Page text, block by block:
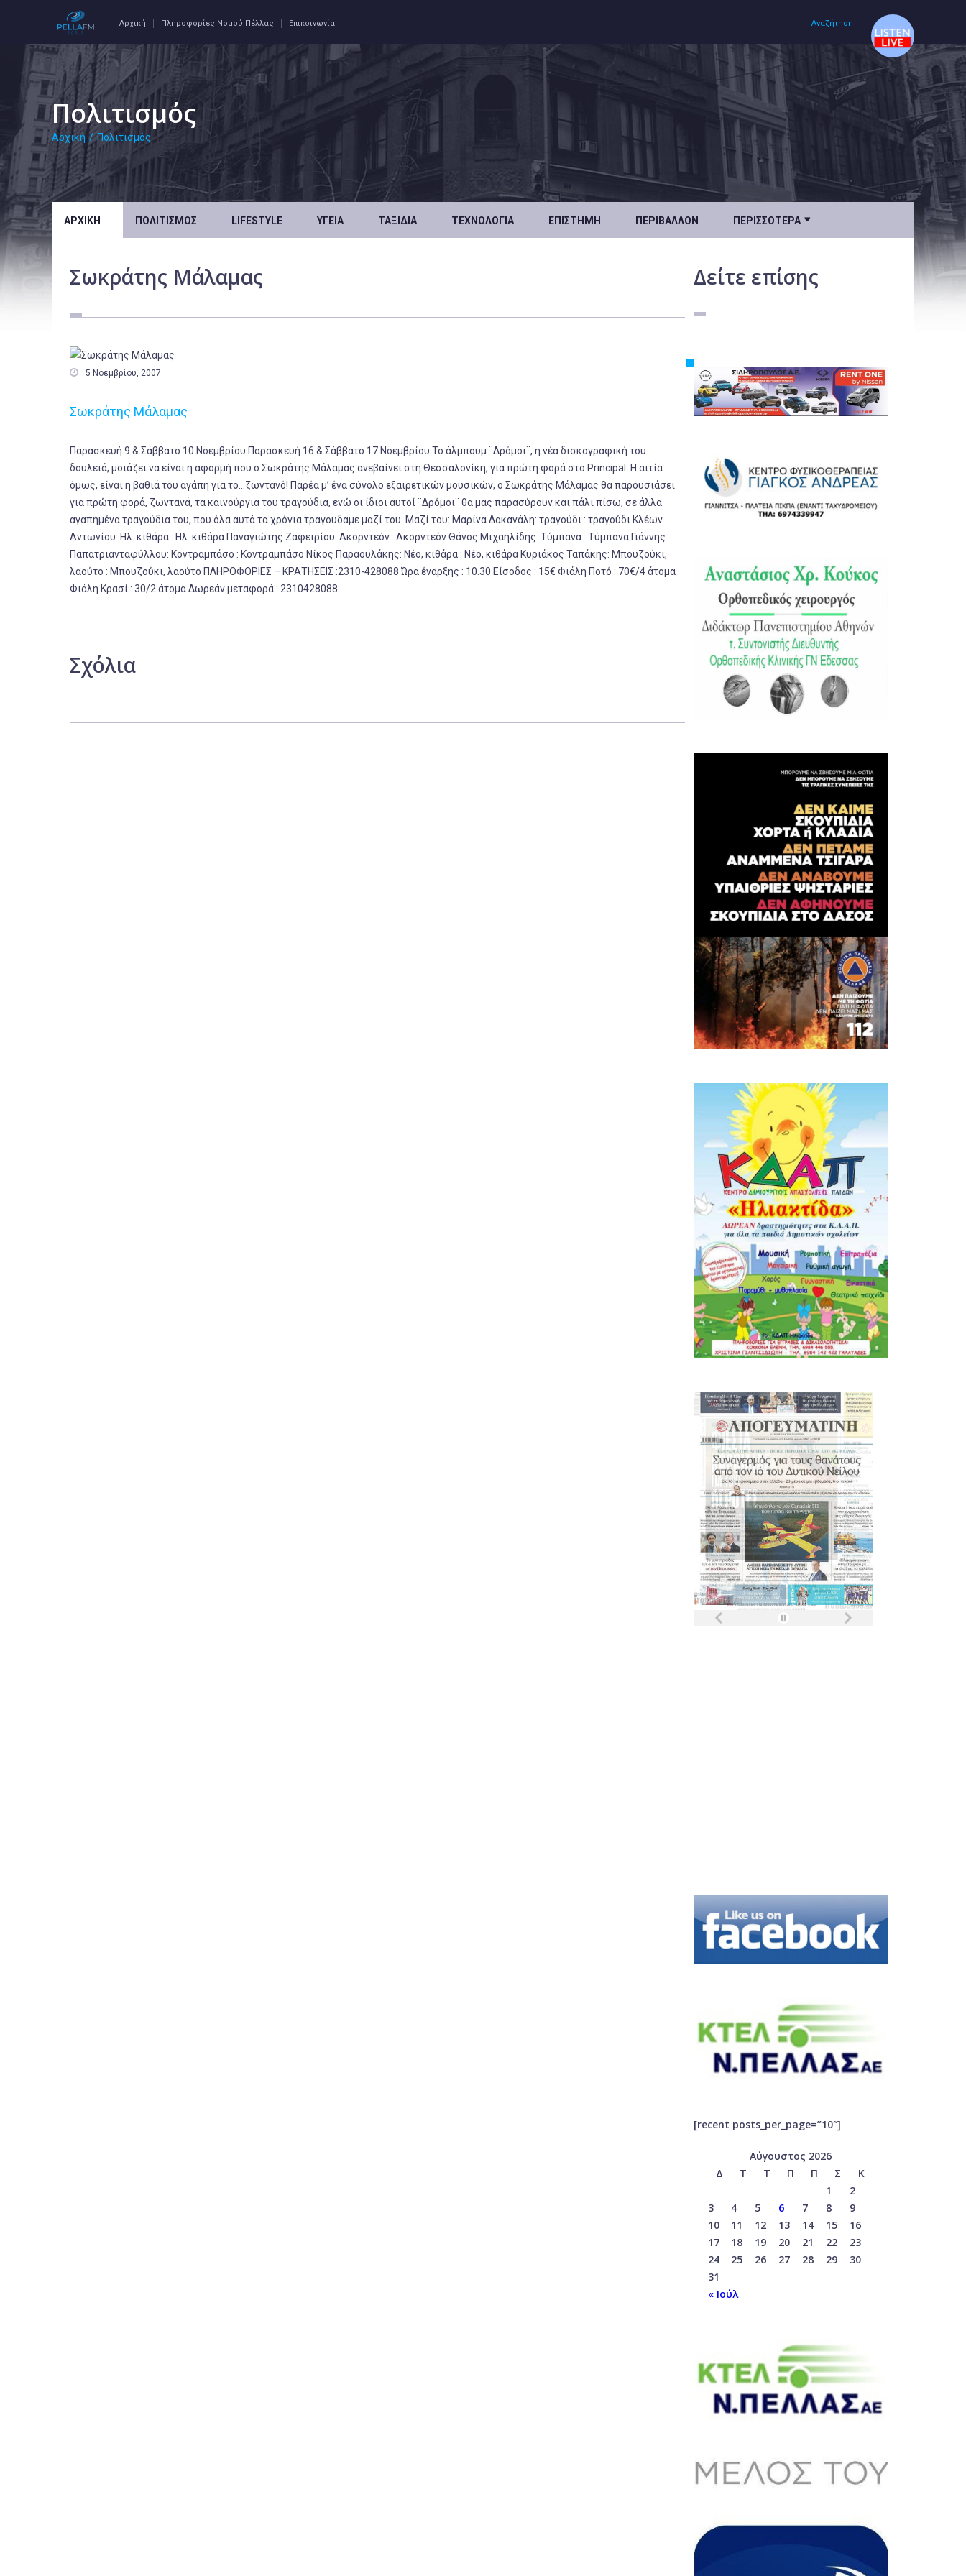
Αρχική Πληροφορίες Νομού Πέλλας Επικοινωνία Αναζήτηση
Πολιτισμός
Αρχική / Πολιτισμός
ΑΡΧΙΚΉ ΠΟΛΙΤΙΣΜΌΣ LIFESTYLE ΥΓΕΊΑ ΤΑΞΊΔΙΑ ΤΕΧΝΟΛΟΓΊΑ ΕΠΙΣΤΉΜΗ ΠΕΡΙΒΆΛΛΟΝ ΠΕΡΙΣΣΌΤΕΡΑ 
Σωκράτης Μάλαμας
 5 Νοεμβρίου, 2007
Σωκράτης Μάλαμας
Παρασκευή 9 & Σάββατο 10 Νοεμβρίου Παρασκευή 16 & Σάββατο 17 Νοεμβρίου Το άλμπουμ ¨Δρόμοι¨, η νέα δισκογραφική του
δουλειά, μοιάζει να είναι η αφορμή που ο Σωκράτης Μάλαμας ανεβαίνει στη Θεσσαλονίκη, για πρώτη φορά στο Principal
. Η αιτία
όμως, είναι η βαθιά του αγάπη για το…ζωντανό! Παρέα μ’ ένα σύνολο εξαιρετικών μουσικών, ο Σωκράτης Μάλαμας θα παρουσιάσει
για πρώτη φορά, ζωντανά, τα καινούργια του τραγούδια, ενώ οι ίδιοι αυτοί ¨Δρόμοι¨ θα μας παρασύρουν και πάλι πίσω, σε άλλα
αγαπημένα τραγούδια του, που όλα αυτά τα χρόνια τραγουδάμε μαζί του. Μαζί του: Μαρίνα Δακανάλη: τραγούδι : τραγούδι Κλέων
Αντωνίου: Ηλ. κιθάρα : Ηλ. κιθάρα Παναγιώτης Ζαφειρίου: Ακορντεόν : ΑκορντεόνΘάνος Μιχαηλίδης: Τύμπανα : Τύμπανα Γιάννης
Παπατριανταφύλλου: Κοντραμπάσο : Κοντραμπάσο Νίκος Παραουλάκης: Νέο, κιθάρα : Νέο, κιθάρα Κυριάκος Ταπάκης: Μπουζούκι,
λαούτο : Μπουζούκι, λαούτο ΠΛΗΡΟΦΟΡΙΕΣ – ΚΡΑΤΗΣΕΙΣ :2310-428088 Ώρα έναρξης : 10.30 Είσοδος : 15€ Φιάλη Ποτό : 70€/4 άτομα
Φιάλη Κρασί : 30/2 άτομα Δωρεάν μεταφορά : 2310428088
Σχόλια
Δείτε επίσης
[recent posts_per_page=”10″]
Αύγουστος 2026
Δ
Τ Τ Π Π Σ
Κ
1
2
3
4 5 6 7 8
9
10
11 12 13 14 15
16
17
18 19 20 21 22
23
24
25 26 27 28 29
30
31
« Ιούλ
Αρχική
Πολιτισμός
Υγεία
Ταξίδια
Επιστήμη
Περιβάλλον
Κόσμος
Τοπικά
Πολιτική
Αθλητικά